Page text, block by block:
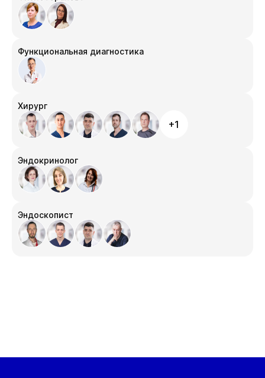
Функциональная диагностика
Хирург
+1
Эндокринолог
Эндоскопист